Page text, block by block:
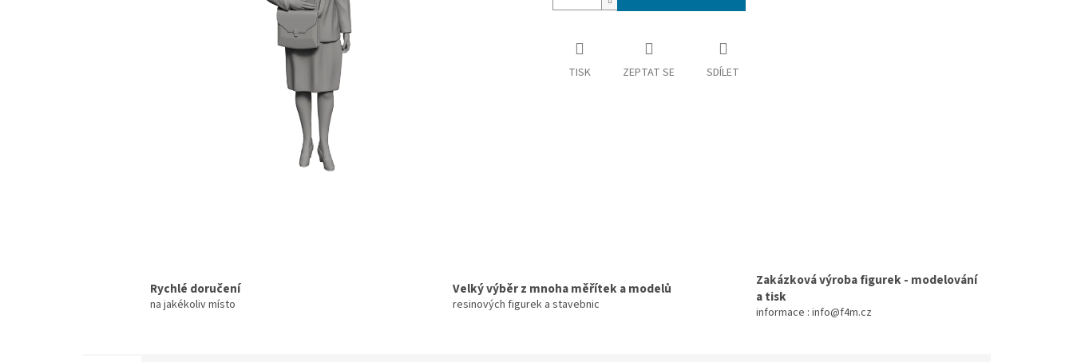
TISK ZEPTAT SE SDÍLET
Rychlé doručení
na jakékoliv místo
Velký výběr z mnoha měřítek a modelů
resinových figurek a stavebnic
Zakázková výroba figurek - modelování
a tisk
informace : info@f4m.cz